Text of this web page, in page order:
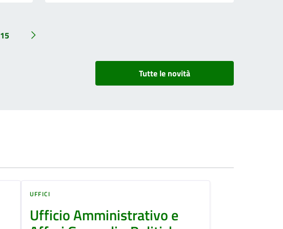
15
Tutte le novità
UFFICI
Ufficio Amministrativo e